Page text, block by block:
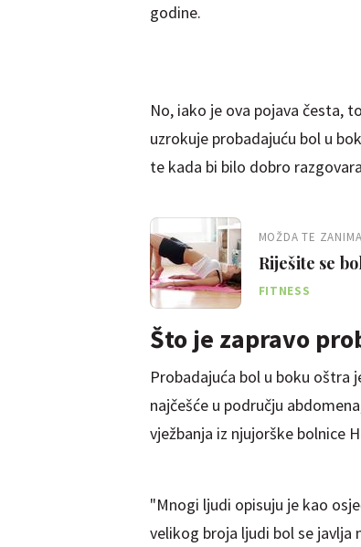
godine.
No, iako je ova pojava česta,
uzrokuje probadajuću bol u
te kada bi bilo dobro
MOŽDA TE
Riješite se
FITNESS
Što je zapravo
Probadajuća bol u boku oštra
najčešće u području
vježbanja iz njujorške bolnice
"Mnogi ljudi opisuju je kao
velikog broja ljudi bol se javlja